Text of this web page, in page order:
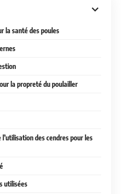
la santé des poules
la propreté du poulailler
des cendres pour les
utilisées